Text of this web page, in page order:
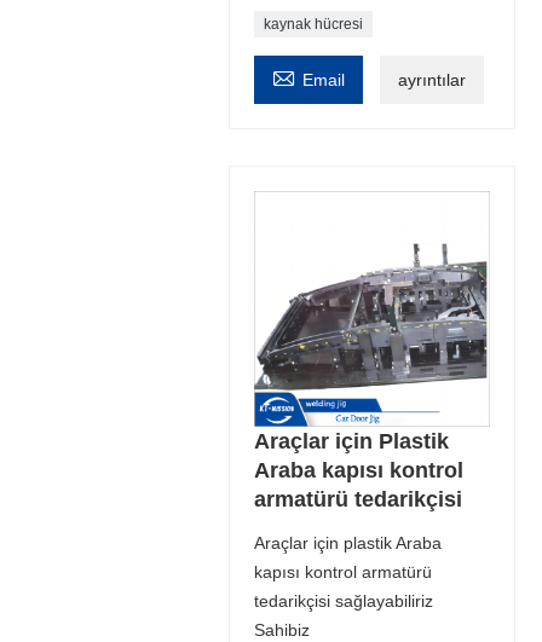
kaynak hücresi
 Email ayrıntılar
Araçlar için Plastik
Araba kapısı kontrol
armatürü tedarikçisi
Araçlar için plastik Araba
kapısı kontrol armatürü
tedarikçisi sağlayabiliriz
Sahibiz